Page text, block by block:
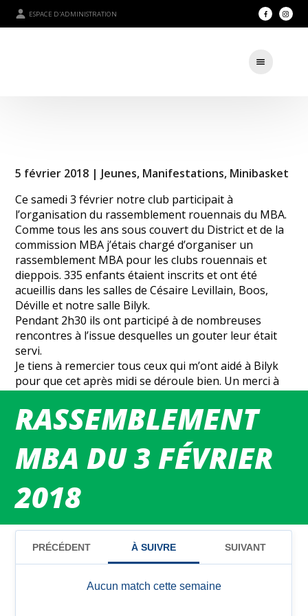
ESPACE D'ADMINISTRATION
RASSEMBLEMENT
MBA DU 3 FÉVRIER
2018
5 février 2018 | Jeunes, Manifestations, Minibasket
Ce samedi 3 février notre club participait à
l’organisation du rassemblement rouennais du MBA.
Comme tous les ans sous couvert du District et de la
commission MBA j’étais chargé d’organiser un
rassemblement MBA pour les clubs rouennais et
dieppois. 335 enfants étaient inscrits et ont été
acueillis dans les salles de Césaire Levillain, Boos,
Déville et notre salle Bilyk.
Pendant 2h30 ils ont participé à de nombreuses
rencontres à l’issue desquelles un gouter leur était
servi.
Je tiens à remercier tous ceux qui m’ont aidé à Bilyk
pour que cet après midi se déroule bien. Un merci à
MATCHS DU WEEK-END